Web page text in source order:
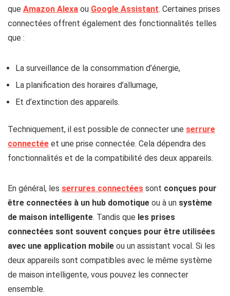
que Amazon Alexa ou Google Assistant. Certaines prises
connectées offrent également des fonctionnalités telles
que :
La surveillance de la consommation d’énergie,
La planification des horaires d’allumage,
Et d’extinction des appareils.
Techniquement, il est possible de connecter une serrure
connectée et une prise connectée. Cela dépendra des
fonctionnalités et de la compatibilité des deux appareils.
En général, les serrures connectées sont conçues pour
être connectées à un hub domotique ou à un système
de maison intelligente. Tandis que les prises
connectées sont souvent conçues pour être utilisées
avec une application mobile ou un assistant vocal. Si les
deux appareils sont compatibles avec le même système
de maison intelligente, vous pouvez les connecter
ensemble.